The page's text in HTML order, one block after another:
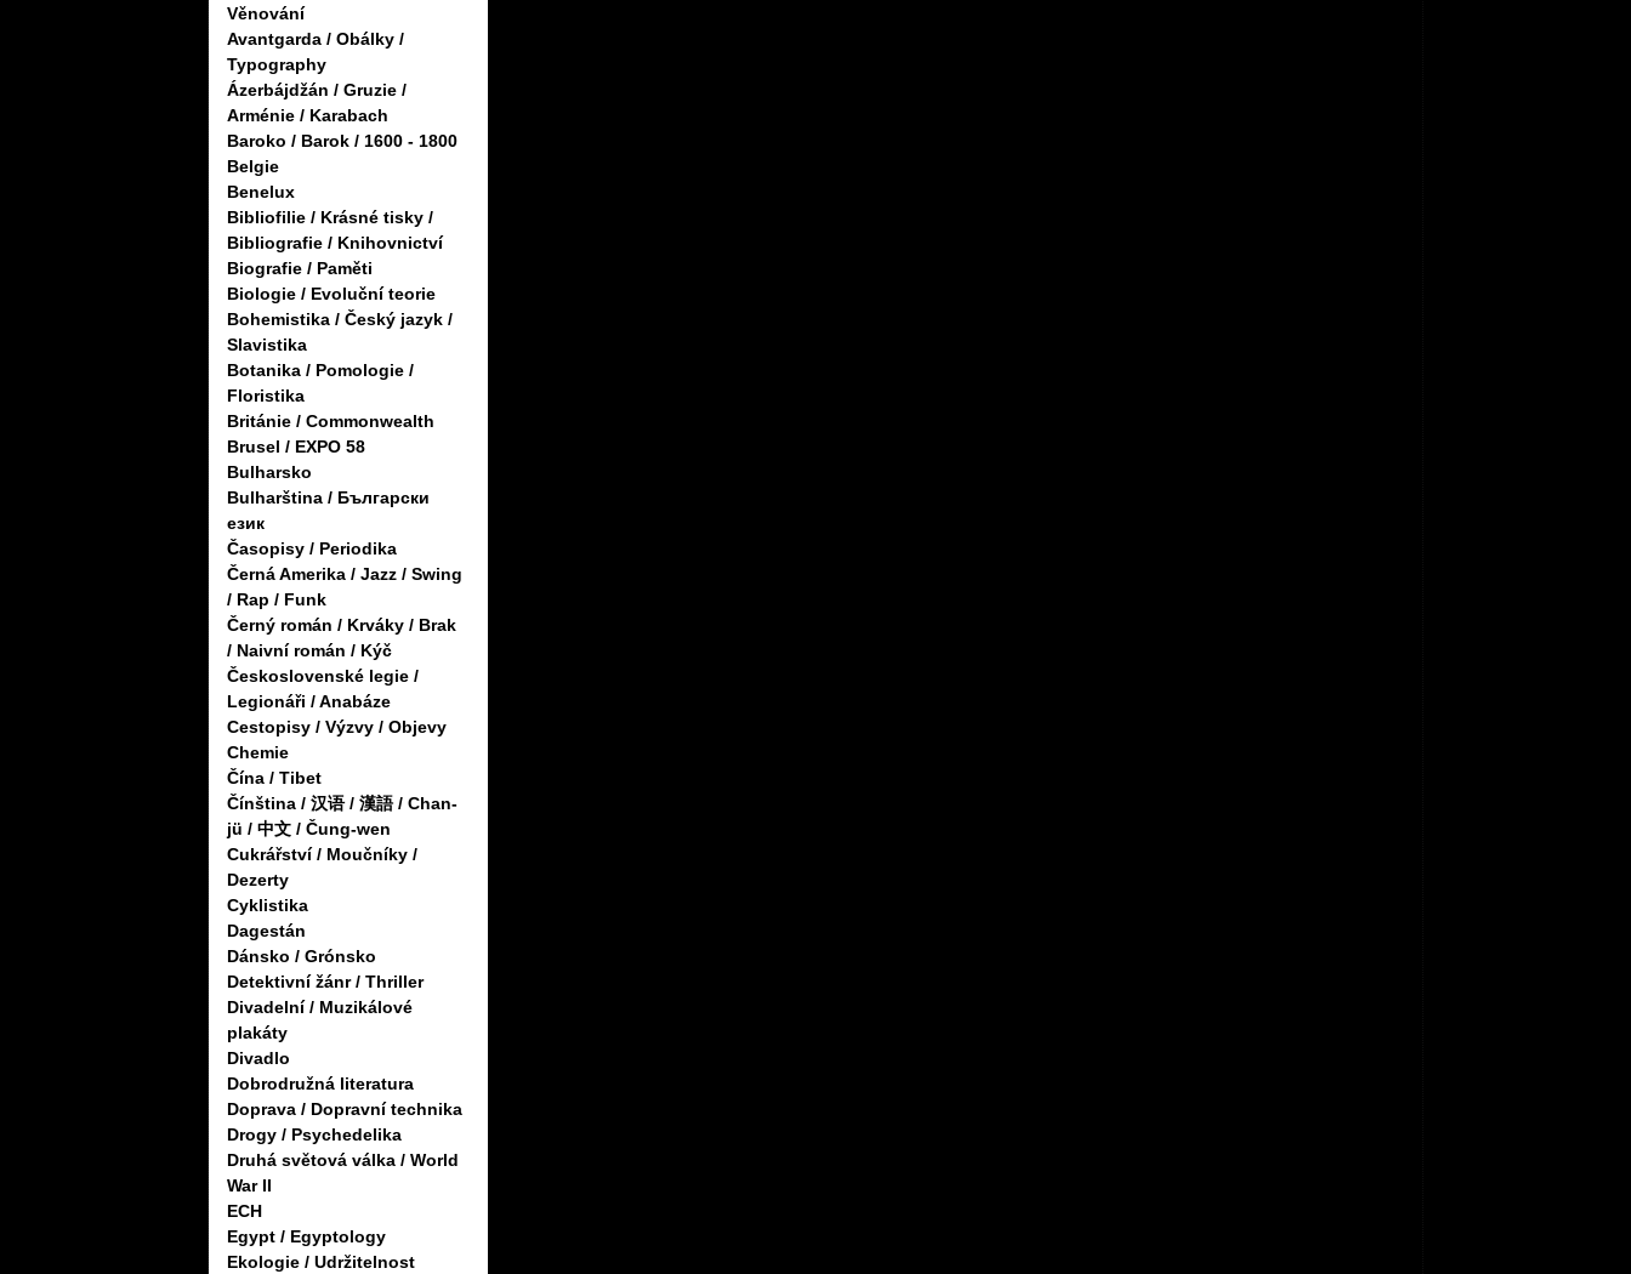
Věnování
Avantgarda / Obálky /
Typography
Ázerbájdžán / Gruzie /
Arménie / Karabach
Baroko / Barok / 1600 - 1800
Belgie
Benelux
Bibliofilie / Krásné tisky /
Bibliografie / Knihovnictví
Biografie / Paměti
Biologie / Evoluční teorie
Bohemistika / Český jazyk /
Slavistika
Botanika / Pomologie /
Floristika
Británie / Commonwealth
Brusel / EXPO 58
Bulharsko
Bulharština / Български
език
Časopisy / Periodika
Černá Amerika / Jazz / Swing
/ Rap / Funk
Černý román / Krváky / Brak
/ Naivní román / Kýč
Československé legie /
Legionáři / Anabáze
Cestopisy / Výzvy / Objevy
Chemie
Čína / Tibet
Čínština / 汉语 / 漢語 / Chan-
jü / 中文 / Čung-wen
Cukrářství / Moučníky /
Dezerty
Cyklistika
Dagestán
Dánsko / Grónsko
Detektivní žánr / Thriller
Divadelní / Muzikálové
plakáty
Divadlo
Dobrodružná literatura
Doprava / Dopravní technika
Drogy / Psychedelika
Druhá světová válka / World
War II
ECH
Egypt / Egyptology
Ekologie / Udržitelnost